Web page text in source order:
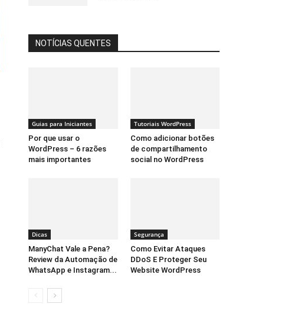
NOTÍCIAS QUENTES
Guias para Iniciantes
Por que usar o
WordPress – 6 razões
mais importantes
Tutoriais WordPress
Como adicionar botões
de compartilhamento
social no WordPress
Dicas
ManyChat Vale a Pena?
Review da Automação de
WhatsApp e Instagram...
Segurança
Como Evitar Ataques
DDoS E Proteger Seu
Website WordPress